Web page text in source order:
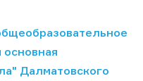
Далматовского